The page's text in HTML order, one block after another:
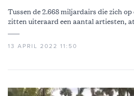
Tussen de 2.668 miljardairs die zich op
zitten uiteraard een aantal artiesten,
13 APRIL 2022 11:50